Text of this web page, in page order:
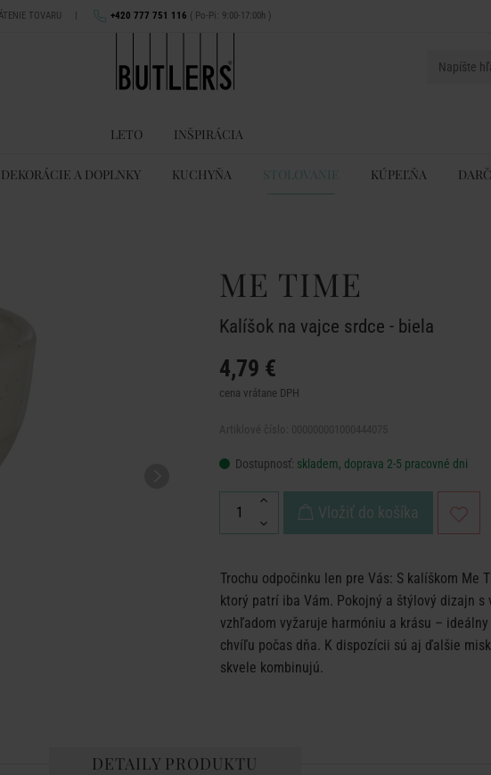
TOVARU | +420 777 751 116 ( Po-Pi: 9:00-17:00h )
LETO INŠPIRÁCIA
DEKORÁCIE A DOPLNKY KUCHYŇA STOLOVANIE KÚPEĽŇA
ME TIME
Kalíšok na vajce srdce - biela
4,79 €
cena vrátane DPH
Dostupnosť: skladem, doprava 2-5 pracovné dni
Vložiť do košíka
Trochu odpočinku len pre Vás: S kalíškom Me
ktorý patrí iba Vám. Pokojný a štýlový dizajn
vzhľadom vyžaruje harmóniu a krásu –
chvíľu počas dňa. K dispozícii sú aj ďalšie
skvele kombinujú.
DETAILY PRODUKTU